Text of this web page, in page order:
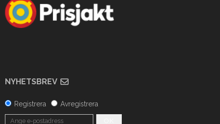
NYHETSBREV
Registrera Avregistrera